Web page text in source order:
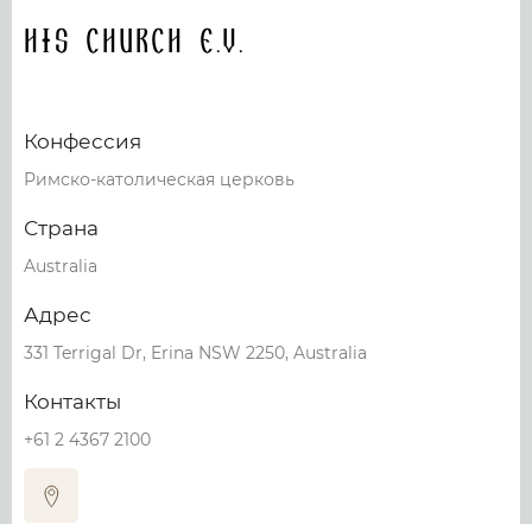
His Church e.V.
Конфессия
Римско-католическая церковь
Страна
Australia
Адрес
331 Terrigal Dr, Erina NSW 2250, Australia
Контакты
+61 2 4367 2100